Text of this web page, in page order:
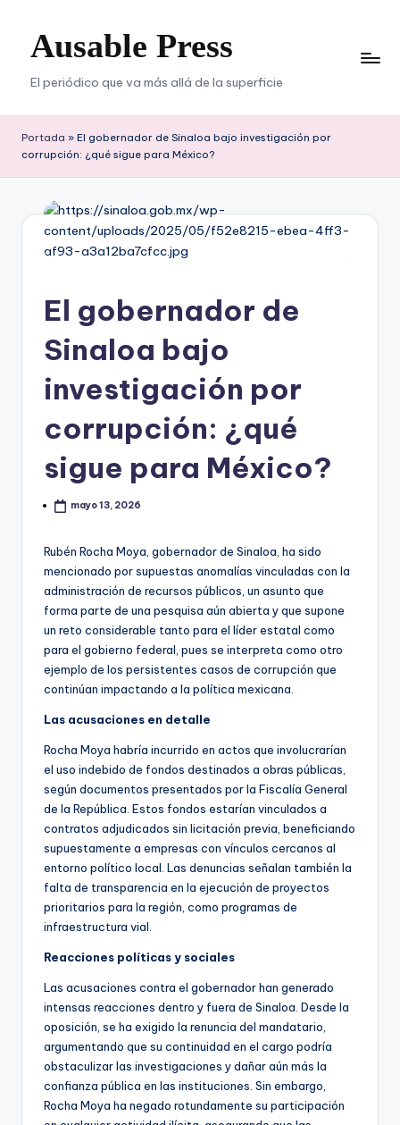
contenido
Ausable Press
El periódico que va más allá de la superficie
Portada » El gobernador de Sinaloa bajo investigación por
corrupción: ¿qué sigue para México?
El gobernador de
Sinaloa bajo
investigación por
corrupción: ¿qué
sigue para México?
mayo 13, 2026
Rubén Rocha Moya, gobernador de Sinaloa, ha sido
mencionado por supuestas anomalías vinculadas con la
administración de recursos públicos, un asunto que
forma parte de una pesquisa aún abierta y que supone
un reto considerable tanto para el líder estatal como
para el gobierno federal, pues se interpreta como otro
ejemplo de los persistentes casos de corrupción que
continúan impactando a la política mexicana.
Las acusaciones en detalle
Rocha Moya habría incurrido en actos que involucrarían
el uso indebido de fondos destinados a obras públicas,
según documentos presentados por la Fiscalía General
de la República. Estos fondos estarían vinculados a
contratos adjudicados sin licitación previa, beneficiando
supuestamente a empresas con vínculos cercanos al
entorno político local. Las denuncias señalan también la
falta de transparencia en la ejecución de proyectos
prioritarios para la región, como programas de
infraestructura vial.
Reacciones políticas y sociales
Las acusaciones contra el gobernador han generado
intensas reacciones dentro y fuera de Sinaloa. Desde la
oposición, se ha exigido la renuncia del mandatario,
argumentando que su continuidad en el cargo podría
obstaculizar las investigaciones y dañar aún más la
confianza pública en las instituciones. Sin embargo,
Rocha Moya ha negado rotundamente su participación